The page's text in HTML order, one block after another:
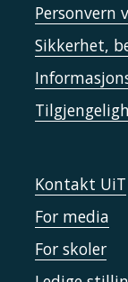
Personvern
Sikkerhet,
Kontakt UiT
For media
For skoler